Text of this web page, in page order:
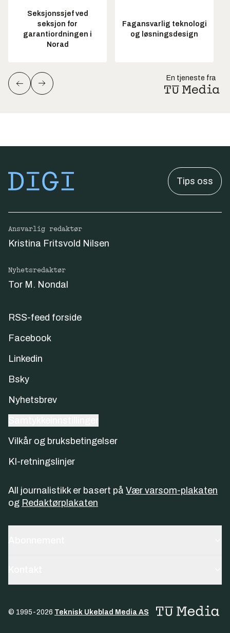
Seksjonssjef ved
seksjon for
garantiordningen i
Norad
Fagansvarlig teknologi
og løsningsdesign
En tjeneste fra
Tips oss
Ansvarlig redaktør
Kristina Fritsvold Nilsen
Nyhetsredaktør
Tor M. Nondal
RSS-feed forside
Facebook
Linkedin
Bsky
Nyhetsbrev
Vilkår og bruksbetingelser
KI-retningslinjer
All journalistikk er basert på Vær varsom-plakaten
og Redaktørplakaten
© 1995-2026 Teknisk Ukeblad Media AS